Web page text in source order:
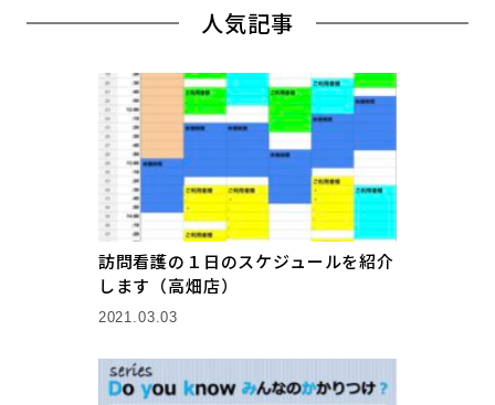
人気記事
訪問看護の１日のスケジュールを紹介
します（高畑店）
2021.03.03